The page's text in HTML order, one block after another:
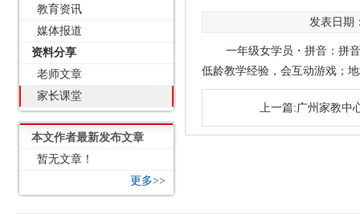
教育资讯
媒体报道
资料分享
老师文章
家长课堂
本文作者最新发布文章
暂无文章！
更多>>
发表日期
一年级女学员・拼音：拼
低龄教学经验，会互动游戏；
上一篇:广州家教中